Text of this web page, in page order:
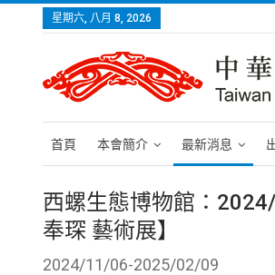
星期六, 八月 8, 2026
首頁 本會簡介 最新消息
西螺生態博物館：
奉琛 藝術展】
2024/11/06-2025/02/09